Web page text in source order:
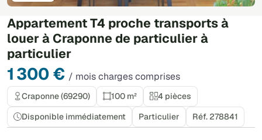
Appartement T4 proche transports à
louer à Craponne de particulier à
particulier
1 300 € / mois charges comprises
Craponne (69290) 100 m²
4 pièces
Disponible immédiatement
Particulier Réf. 278841